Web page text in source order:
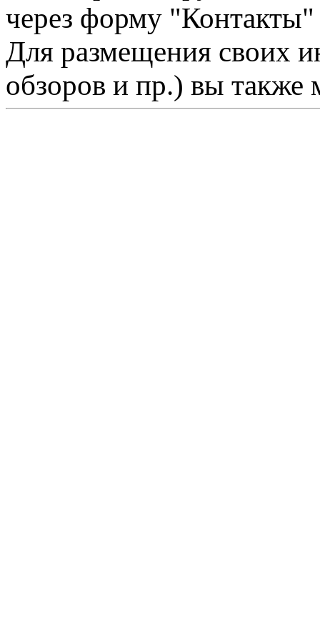
через форму "Контакты"
Для размещения своих
обзоров и пр.) вы также